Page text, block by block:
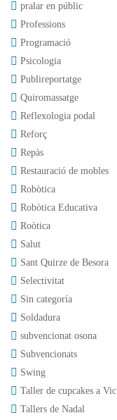
pralar en públic
Professions
Programació
Psicologia
Publireportatge
Quiromassatge
Reflexologia podal
Reforç
Repàs
Restauració de mobles
Robòtica
Robòtica Educativa
Roòtica
Salut
Sant Quirze de Besora
Selectivitat
Sin categoría
Soldadura
subvencionat osona
Subvencionats
Swing
Taller de cupcakes a Vic
Tallers de Nadal